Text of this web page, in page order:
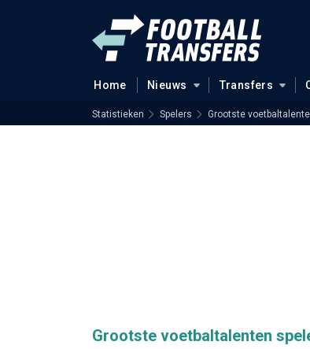
Home Nieuws Transfers
Statistieken Spelers Grootste
Grootste voetbaltalenten